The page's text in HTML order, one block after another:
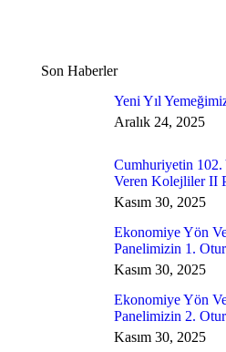
Son Haberler
Yeni Yıl
Aralık 24, 2025
Cumhuriyetin 102.
Veren Kolejliler II
Kasım 30, 2025
Ekonomiye Yön
Panelimizin 1.
Kasım 30, 2025
Ekonomiye Yön
Panelimizin 2.
Kasım 30, 2025